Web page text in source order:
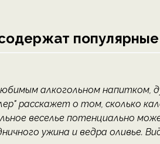
алкогольном напитком,
расскажет о том, сколько
веселье потенциально
ужина и ведра оливье.